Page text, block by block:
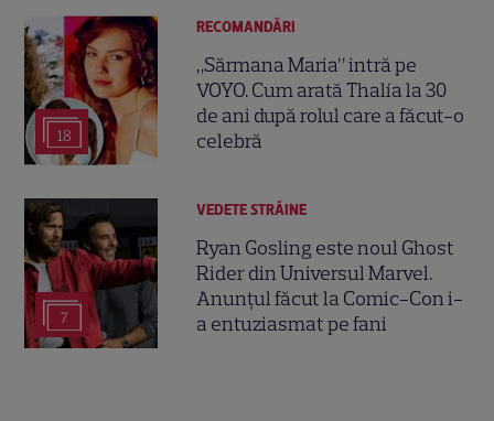
18
RECOMANDĂRI
„Sărmana Maria” intră pe
VOYO. Cum arată Thalía la 30
de ani după rolul care a făcut-o
celebră
7
VEDETE STRĂINE
Ryan Gosling este noul Ghost
Rider din Universul Marvel.
Anunțul făcut la Comic-Con i-
a entuziasmat pe fani